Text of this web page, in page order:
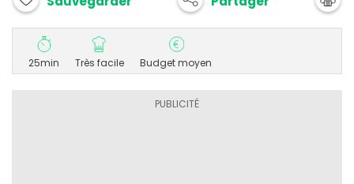
25min Très facile Budget moyen